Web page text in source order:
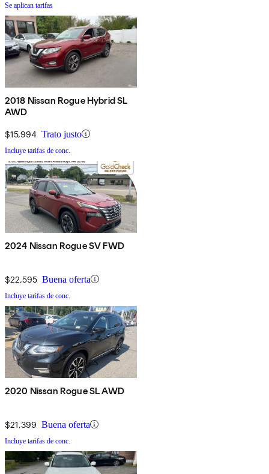
Se aplican tarifas
2018 Nissan Rogue Hybrid SL
AWD
$15,994 Trato justo
Incluye tarifas de conc.
2024 Nissan Rogue SV FWD
$22,595 Buena oferta
Incluye tarifas de conc.
2020 Nissan Rogue SL AWD
$21,399 Buena oferta
Incluye tarifas de conc.